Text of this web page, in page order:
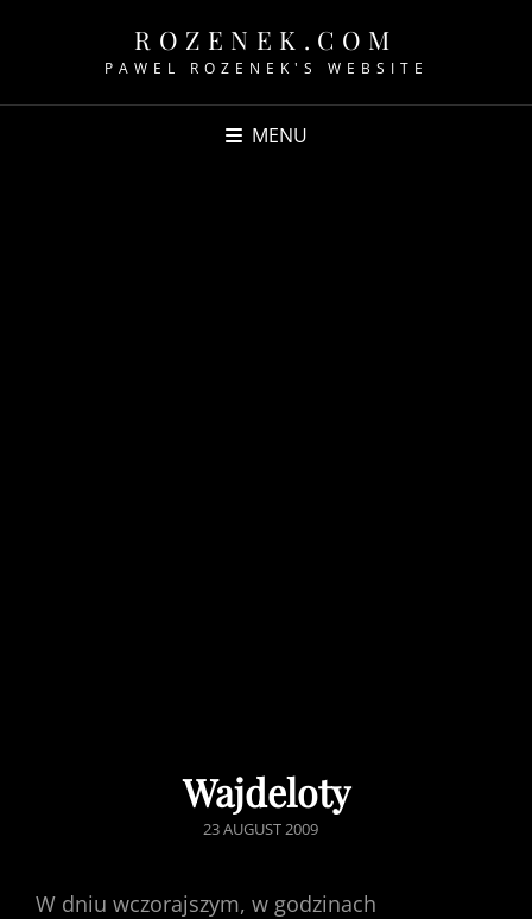
ROZENEK.COM
PAWEL ROZENEK'S WEBSITE
MENU
Wajdeloty
POSTED
23 AUGUST 2009
W dniu wczorajszym, w godzinach